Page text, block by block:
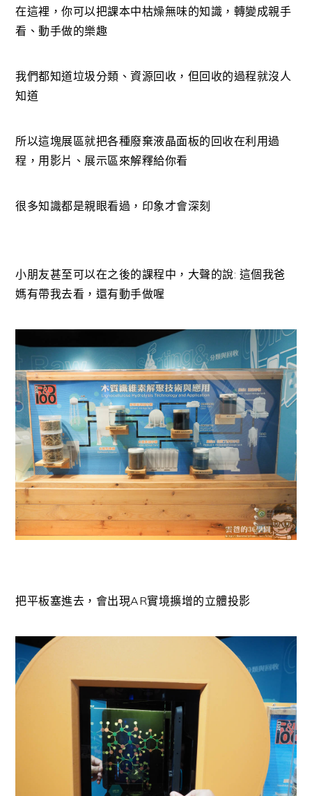
在這裡，你可以把課本中枯燥無味的知識，轉變成親手
看、動手做的樂趣
我們都知道垃圾分類、資源回收，但回收的過程就沒人
知道
所以這塊展區就把各種廢棄液晶面板的回收在利用過
程，用影片、展示區來解釋給你看
很多知識都是親眼看過，印象才會深刻
小朋友甚至可以在之後的課程中，大聲的說: 這個我爸
媽有帶我去看，還有動手做喔
把平板塞進去，會出現AR實境擴增的立體投影